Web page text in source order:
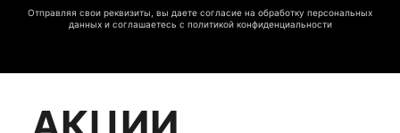
Отправляя свои реквизиты, вы даете согласие на обработку персональных
данных и соглашаетесь с политикой конфиденциальности